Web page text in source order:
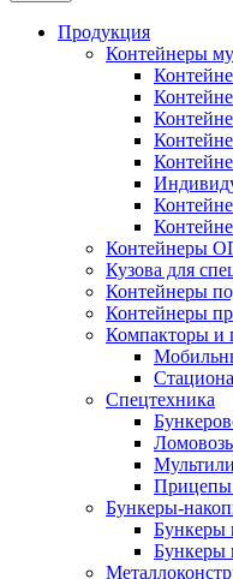
Продукция
Контейнеры
Контейнеры
Кузова для
Контейнеры
Контейнеры
Компакторы и
Спецтехника
Прицепы
Бункеры-
Бункеры
Бункеры